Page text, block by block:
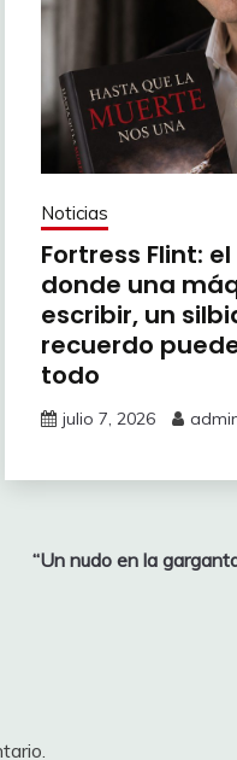
Noticias
Fortress Flint:
donde una
escribir, un
recuerdo
todo
julio 7, 2026
“Un nudo en la